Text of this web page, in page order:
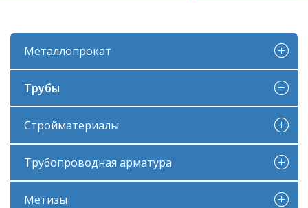
Металлопрокат
Трубы
Стройматериалы
Трубопроводная арматура
Метизы